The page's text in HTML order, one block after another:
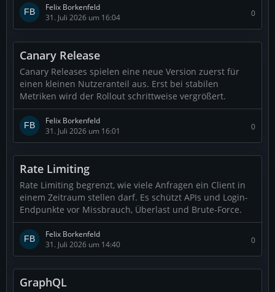
Felix Borkenfeld
31. Juli 2026 um 16:04
0
Canary Release
Canary Releases spielen eine neue Version zuerst für
einen kleinen Nutzeranteil aus. Erst bei stabilen
Metriken wird der Rollout schrittweise vergrößert.
Felix Borkenfeld
31. Juli 2026 um 16:01
0
Rate Limiting
Rate Limiting begrenzt, wie viele Anfragen ein Client in
einem Zeitraum stellen darf. Es schützt APIs und Login-
Endpunkte vor Missbrauch, Überlast und Brute-Force.
Felix Borkenfeld
31. Juli 2026 um 14:40
0
GraphQL